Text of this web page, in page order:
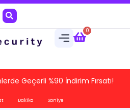
0
Geçerli %90 İndirim Fırsatı!
Dakika Saniye